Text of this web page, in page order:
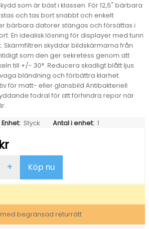
som är bäst i klassen. För 12,5" bärbara
och tas bort snabbt och enkelt
bärbara datorer stängas och försättas i
En idealisk lösning för displayer med tunn
Skärmfiltren skyddar bildskärmarna från
som den ger sekretess genom att
till +/- 30°. Reducera skadligt blått ljus
bländning och förbättra klarhet.
för matt- eller glansbild Antibakteriell
fodral för att förhindra repor när
Enhet: Styck Antal i enhet: 1
kr
+ Köp nu
begränsad returrätt